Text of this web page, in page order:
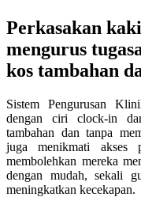
Perkasakan
mengurus
kos tambahan
Sistem Pengurusan
dengan ciri clock-in
tambahan dan tanpa
juga menikmati akses
membolehkan mereka
dengan mudah, sekali
meningkatkan kecekapan.